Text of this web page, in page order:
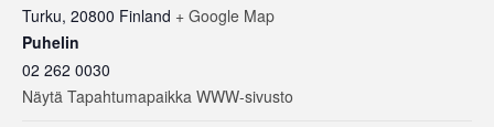
Turku, 20800 Finland + Google Map
Puhelin
02 262 0030
Näytä Tapahtumapaikka WWW-sivusto